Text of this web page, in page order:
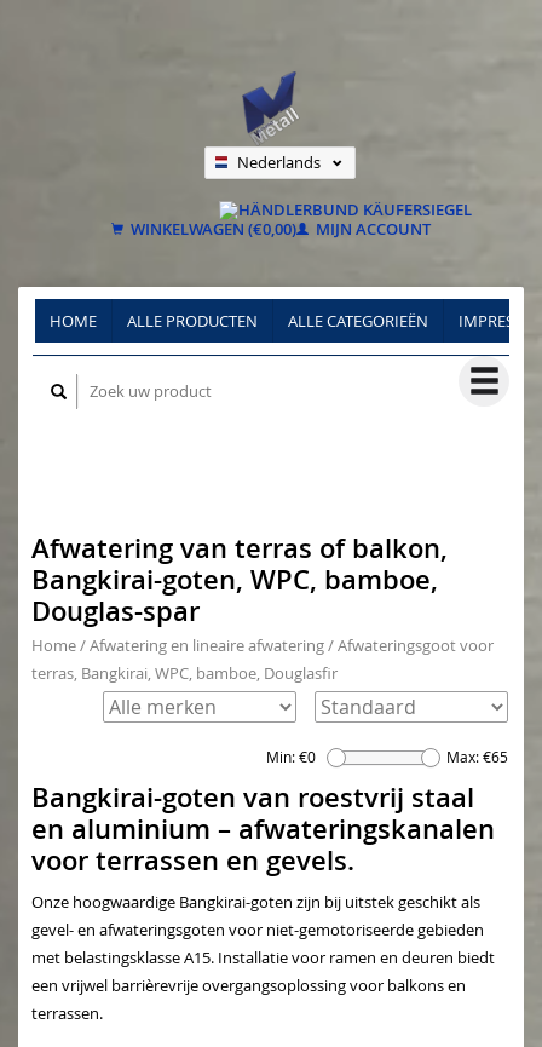
Nederlands
Français
WINKELWAGEN (€0,00) MIJN ACCOUNT
HOME ALLE PRODUCTEN ALLE CATEGORIEËN
Afwatering van terras of balkon,
Bangkirai-goten, WPC, bamboe,
Douglas-spar
Home/Afwatering en lineaire afwatering/Afwateringsgoot voor
terras, Bangkirai, WPC, bamboe, Douglasfir
Min: €0 Max: €65
Bangkirai-goten van roestvrij staal
en aluminium – afwateringskanalen
voor terrassen en gevels.
Onze hoogwaardige Bangkirai-goten zijn bij uitstek geschikt als
gevel- en afwateringsgoten voor niet-gemotoriseerde gebieden
met belastingsklasse A15. Installatie voor ramen en deuren biedt
een vrijwel barrièrevrije overgangsoplossing voor balkons en
terrassen.